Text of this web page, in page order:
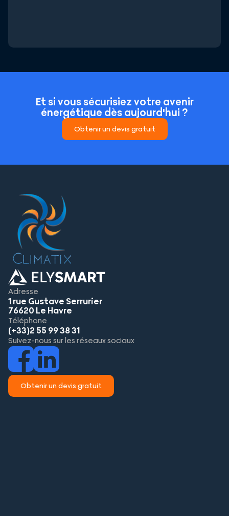
Et si vous sécurisiez votre avenir
énergétique dès aujourd'hui ?
Obtenir un devis gratuit
Adresse
1 rue Gustave Serrurier
76620 Le Havre
Téléphone
(+33)2 55 99 38 31
Suivez-nous sur les réseaux sociaux
Obtenir un devis gratuit